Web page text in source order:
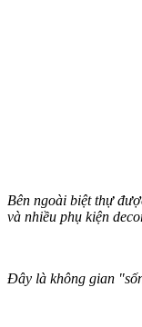
Bên ngoài biệt thự
và nhiều phụ kiện
Đây là không gian